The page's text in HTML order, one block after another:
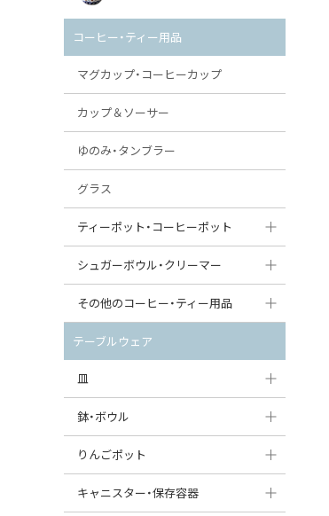
コーヒー・ティー用品
マグカップ・コーヒーカップ
カップ＆ソーサー
ゆのみ・タンブラー
グラス
ティーポット・コーヒーポット
ティーポット
コーヒーポット
シュガーボウル・クリーマー
シュガーボウル
クリーマー
その他のコーヒー・ティー用品
ポットウォーマー
ピッチャー
コーヒードリッパー
すべて見る
テーブルウェア
皿
大皿（24cm〜）
中皿（18〜24cm）
鉢・ボウル
大鉢（21cm〜）
中鉢（16〜21cm）
りんごポット
りんごポット
キャニスター・保存容器